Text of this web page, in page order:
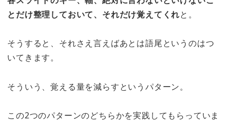
とだけ整理しておいて、それだけ覚えてくれと。
そうすると、それさえ言えばあとは語尾というのはつ
いてきます。
そういう、覚える量を減らすというパターン。
この2つのパターンのどちらかを実践してもらっていま